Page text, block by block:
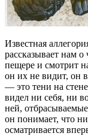
Известная
рассказывает нам
пещере и смотрит
он их не видит, он
— это тени на
видел ни себя, ни
ней,
он понимает, что
осматривается